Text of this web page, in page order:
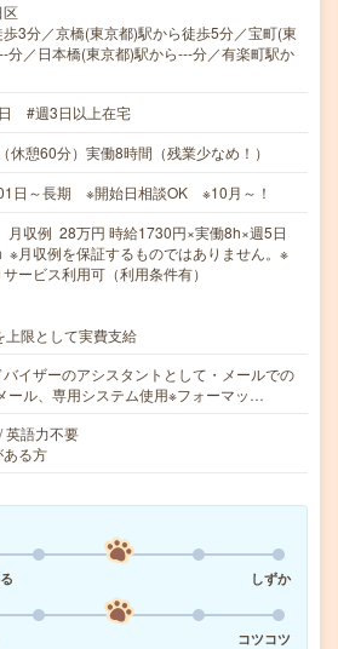
区
3分／京橋(東京都)駅から徒歩5分／宝町(東
分／日本橋(東京都)駅から---分／有楽町駅か
#週3日以上在宅
休憩60分）実働8時間（残業少なめ！）
日～長期 ※開始日相談OK ※10月～！
収例 28万円 時給1730円×実働8h×週5日
※月収例を保証するものではありません。※
ービス利用可（利用条件有）
上限として実費支給
イザーのアシスタントとして・メールでの
ール、専用システム使用※フォーマッ…
英語力不要
る方
しずか
コツコツ